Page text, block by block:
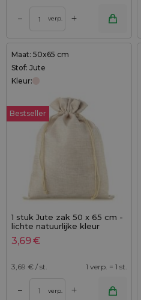
– verp. +
Maat: 50x65 cm
Stof: Jute
Kleur:
Bestseller
1 stuk Jute zak 50 x 65 cm -
lichte natuurlijke kleur
3,69€
3,69 € / st. 1 verp. = 1 st.
– verp. +